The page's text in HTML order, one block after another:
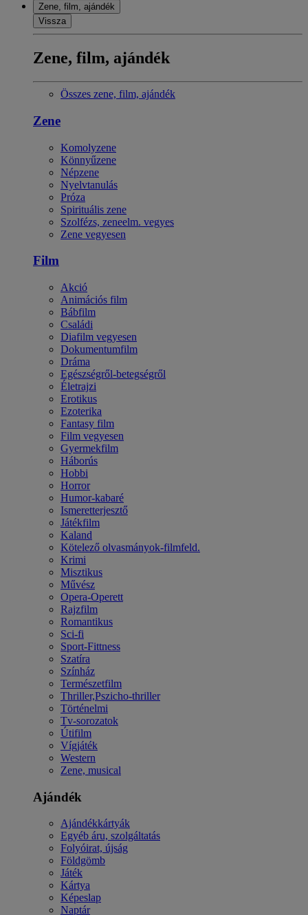
Zene, film, ajándék
Vissza
Zene, film, ajándék
Összes zene, film, ajándék
Zene
Komolyzene
Könnyűzene
Népzene
Nyelvtanulás
Próza
Spirituális zene
Szolfézs, zeneelm. vegyes
Zene vegyesen
Film
Akció
Animációs film
Bábfilm
Családi
Diafilm vegyesen
Dokumentumfilm
Dráma
Egészségről-betegségről
Életrajzi
Erotikus
Ezoterika
Fantasy film
Film vegyesen
Gyermekfilm
Háborús
Hobbi
Horror
Humor-kabaré
Ismeretterjesztő
Játékfilm
Kaland
Kötelező olvasmányok-filmfeld.
Krimi
Misztikus
Művész
Opera-Operett
Rajzfilm
Romantikus
Sci-fi
Sport-Fittness
Szatíra
Színház
Természetfilm
Thriller,Pszicho-thriller
Történelmi
Tv-sorozatok
Útifilm
Vígjáték
Western
Zene, musical
Ajándék
Ajándékkártyák
Egyéb áru, szolgáltatás
Folyóirat, újság
Földgömb
Játék
Kártya
Képeslap
Naptár